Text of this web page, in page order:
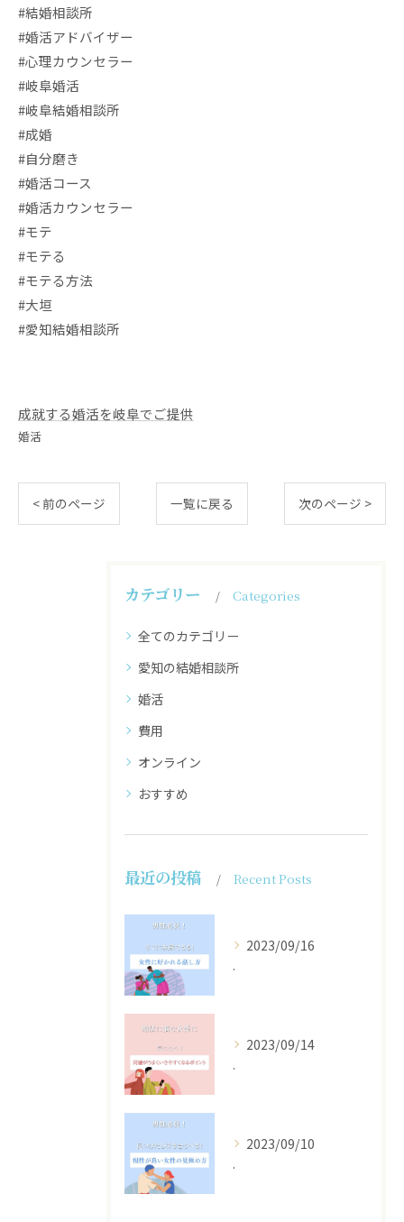
#結婚相談所
#婚活アドバイザー
#心理カウンセラー
#岐阜婚活
#岐阜結婚相談所
#成婚
#自分磨き
#婚活コース
#婚活カウンセラー
#モテ
#モテる
#モテる方法
#大垣
#愛知結婚相談所
成就する婚活を岐阜でご提供
婚活
< 前のページ 一覧に戻る 次のページ >
カテゴリー Categories
全てのカテゴリー
愛知の結婚相談所
婚活
費用
オンライン
おすすめ
最近の投稿 Recent Posts
2023/09/16
.
2023/09/14
.
2023/09/10
.